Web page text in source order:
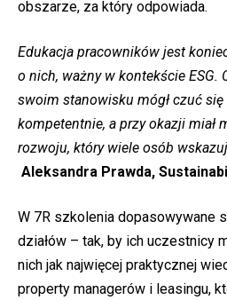
obszarze, za który odpowiada.
Edukacja pracowników jest
o nich, ważny w kontekście ESG.
swoim stanowisku mógł czuć
kompetentnie, a przy okazji miał
rozwoju, który wiele osób
Aleksandra Prawda,
W 7R szkolenia dopasowywane
działów – tak, by ich uczestnicy
nich jak najwięcej praktycznej
property managerów i leasingu,